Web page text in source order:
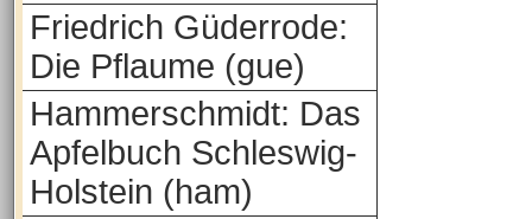
Friedrich Güderrode:
Die Pflaume (gue)
Hammerschmidt: Das
Apfelbuch Schleswig-
Holstein (ham)